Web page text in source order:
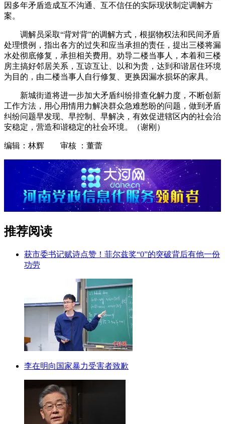
因多年矛盾造成互不沟通、互不信任的实际现状制定调解方
案。
调解员采取“背对背”的调解方式，根据物权法和民间矛盾
处理惯例，指出各方的过失和应当承担的责任，提出三楼将漏
水处彻底修复，承担相关费用。劝导二楼当事人，本着和三楼
房主搞好邻居关系，互谅互让、以和为贵，达到和谐居住环境
为目的，由二楼当事人自行修复、更换因漏水损坏的家具。
新城街道将进一步加大矛盾纠纷排查化解力度，不断创新
工作方法，用心用情用力解决群众急难愁盼的问题，做到矛盾
纠纷问题早发现、早控制、早解决，有效促进辖区内的社会治
安稳定，营造和谐稳定的社会环境。（谢刚）
编辑：林辉 审核 ：董蕾
推荐阅读
获市委书记赋诗点赞！菲尔兹奖“0”的突破背后有他一份
功劳
李在明向国家暴力受害者致歉